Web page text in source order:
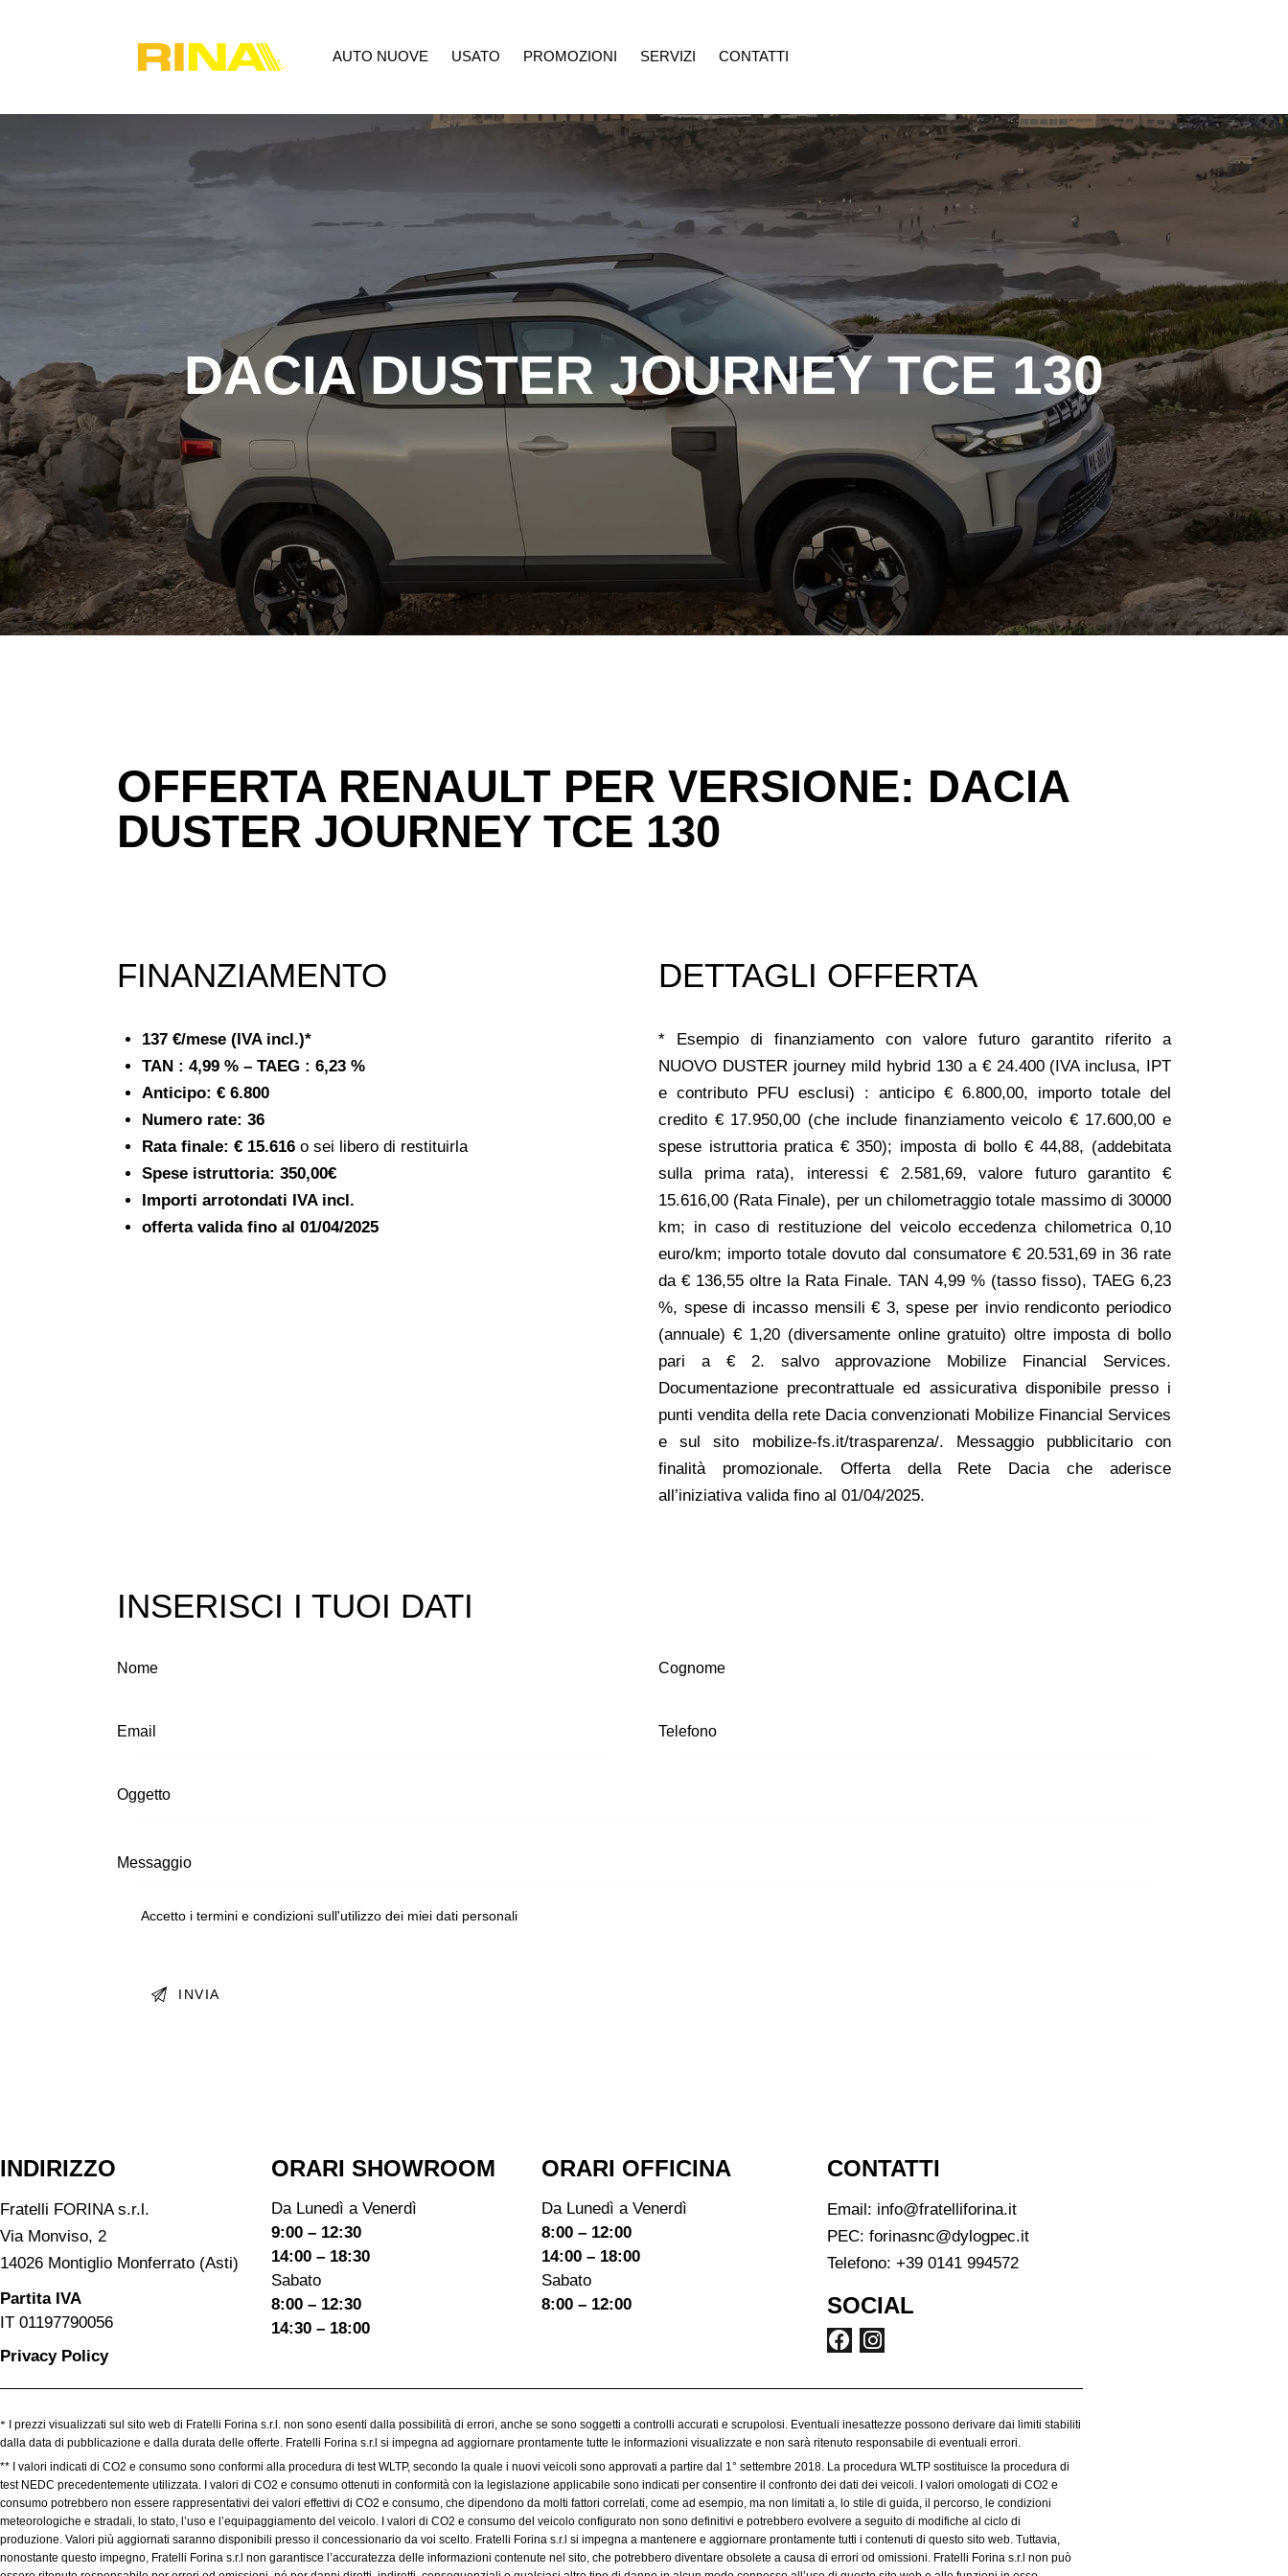
AUTO NUOVE USATO PROMOZIONI SERVIZI CONTATTI
AUTO NUOVE SERVIZI CONTATTI +39 0141 99 45 72
DACIA DUSTER JOURNEY TCE 130
OFFERTA RENAULT PER VERSIONE: DACIA
DUSTER JOURNEY TCE 130
FINANZIAMENTO
137 €/mese (IVA incl.)*
TAN : 4,99 % – TAEG : 6,23 %
Anticipo: € 6.800
Numero rate: 36
Rata finale: € 15.616o sei libero di restituirla
Spese istruttoria: 350,00€
Importi arrotondati IVA incl.
offerta valida fino al 01/04/2025
DETTAGLI OFFERTA
* Esempio di finanziamento con valore futuro garantito riferito a
NUOVO DUSTER journey mild hybrid 130 a € 24.400 (IVA inclusa, IPT
e contributo PFU esclusi) : anticipo € 6.800,00, importo totale del
credito € 17.950,00 (che include finanziamento veicolo € 17.600,00 e
spese istruttoria pratica € 350); imposta di bollo € 44,88, (addebitata
sulla prima rata), interessi € 2.581,69, valore futuro garantito €
15.616,00 (Rata Finale), per un chilometraggio totale massimo di 30000
km; in caso di restituzione del veicolo eccedenza chilometrica 0,10
euro/km; importo totale dovuto dal consumatore € 20.531,69 in 36 rate
da € 136,55 oltre la Rata Finale. TAN 4,99 % (tasso fisso), TAEG 6,23
%, spese di incasso mensili € 3, spese per invio rendiconto periodico
(annuale) € 1,20 (diversamente online gratuito) oltre imposta di bollo
pari a € 2. salvo approvazione Mobilize Financial Services.
Documentazione precontrattuale ed assicurativa disponibile presso i
punti vendita della rete Dacia convenzionati Mobilize Financial Services
e sul sito mobilize-fs.it/trasparenza/. Messaggio pubblicitario con
finalità promozionale. Offerta della Rete Dacia che aderisce
all’iniziativa valida fino al 01/04/2025.
INSERISCI I TUOI DATI
Accetto i termini e condizioni sull'utilizzo dei miei dati personali
INDIRIZZO
Fratelli FORINA s.r.l.
Via Monviso, 2
14026 Montiglio Monferrato (Asti)
Partita IVA
IT 01197790056
Privacy Policy
ORARI SHOWROOM​
Da Lunedì a Venerdì
9:00 – 12:30
14:00 – 18:30
Sabato
8:00 – 12:30
14:30 – 18:00
ORARI OFFICINA
Da Lunedì a Venerdì
8:00 – 12:00
14:00 – 18:00
Sabato
8:00 – 12:00
CONTATTI
Email: info@fratelliforina.it
PEC: forinasnc@dylogpec.it
Telefono: +39 0141 994572
SOCIAL
*
I prezzi visualizzati sul sito web di Fratelli Forina s.r.l. non sono esenti dalla possibilità di errori, anche se sono soggetti a controlli accurati e scrupolosi. Eventuali inesattezze possono derivare dai limiti stabiliti
dalla data di pubblicazione e dalla durata delle offerte. Fratelli Forina s.r.l si impegna ad aggiornare prontamente tutte le informazioni visualizzate e non sarà ritenuto responsabile di eventuali errori.
** I valori indicati di CO2 e consumo sono conformi alla procedura di test WLTP, secondo la quale i nuovi veicoli sono approvati a partire dal 1° settembre 2018. La procedura WLTP sostituisce la procedura di
test NEDC precedentemente utilizzata. I valori di CO2 e consumo ottenuti in conformità con la legislazione applicabile sono indicati per consentire il confronto dei dati dei veicoli. I valori omologati di CO2 e
consumo potrebbero non essere rappresentativi dei valori effettivi di CO2 e consumo, che dipendono da molti fattori correlati, come ad esempio, ma non limitati a, lo stile di guida, il percorso, le condizioni
meteorologiche e stradali, lo stato, l’uso e l’equipaggiamento del veicolo. I valori di CO2 e consumo del veicolo configurato non sono definitivi e potrebbero evolvere a seguito di modifiche al ciclo di
produzione. Valori più aggiornati saranno disponibili presso il concessionario da voi scelto. Fratelli Forina s.r.l si impegna a mantenere e aggiornare prontamente tutti i contenuti di questo sito web. Tuttavia,
nonostante questo impegno, Fratelli Forina s.r.l non garantisce l’accuratezza delle informazioni contenute nel sito, che potrebbero diventare obsolete a causa di errori od omissioni. Fratelli Forina s.r.l non può